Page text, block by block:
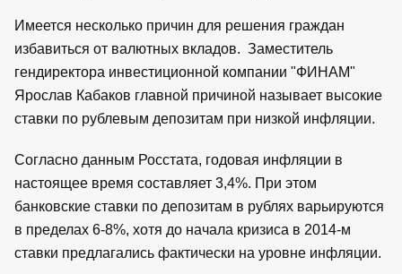
Имеется несколько причин для решения граждан
избавиться от валютных вкладов. Заместитель
гендиректора инвестиционной компании "ФИНАМ"
Ярослав Кабаков главной причиной называет высокие
ставки по рублевым депозитам при низкой инфляции.
Согласно данным Росстата, годовая инфляции в
настоящее время составляет 3,4%. При этом
банковские ставки по депозитам в рублях варьируются
в пределах 6-8%, хотя до начала кризиса в 2014-м
ставки предлагались фактически на уровне инфляции.